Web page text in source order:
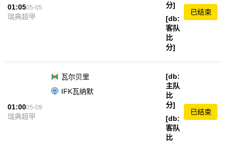
01:0505-05
瑞典超甲
分]
[db:
客队
比
分]
已结束
01:0005-09
瑞典超甲
瓦尔贝里
[db:
主队
比
分]
[db:
客队
比
IFK瓦纳默
已结束